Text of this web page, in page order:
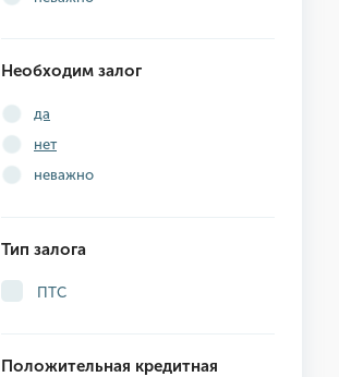
Необходим залог
да
нет
неважно
Тип залога
ПТС
Положительная кредитная